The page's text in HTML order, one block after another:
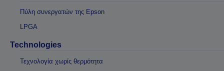
Πύλη συνεργατών της Epson
LPGA
Technologies
Τεχνολογία χωρίς θερμότητα